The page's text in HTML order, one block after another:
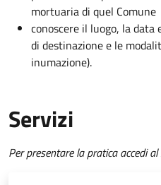
mortuaria di quel Comune
conoscere il luogo, la
di destinazione e le
inumazione).
Servizi
Per presentare la pratica accedi